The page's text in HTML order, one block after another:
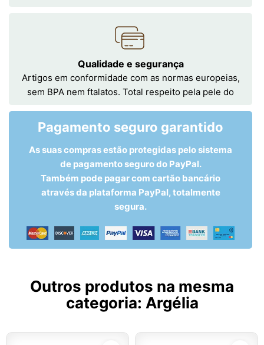
Qualidade e segurança
Artigos em conformidade com as normas europeias,
sem BPA nem ftalatos. Total respeito pela pele do
Pagamento seguro garantido
As suas compras estão protegidas pelo sistema
de pagamento seguro do PayPal.
Também pode pagar com cartão bancário
através da plataforma PayPal, totalmente
segura.
Outros produtos na mesma
categoria: Argélia